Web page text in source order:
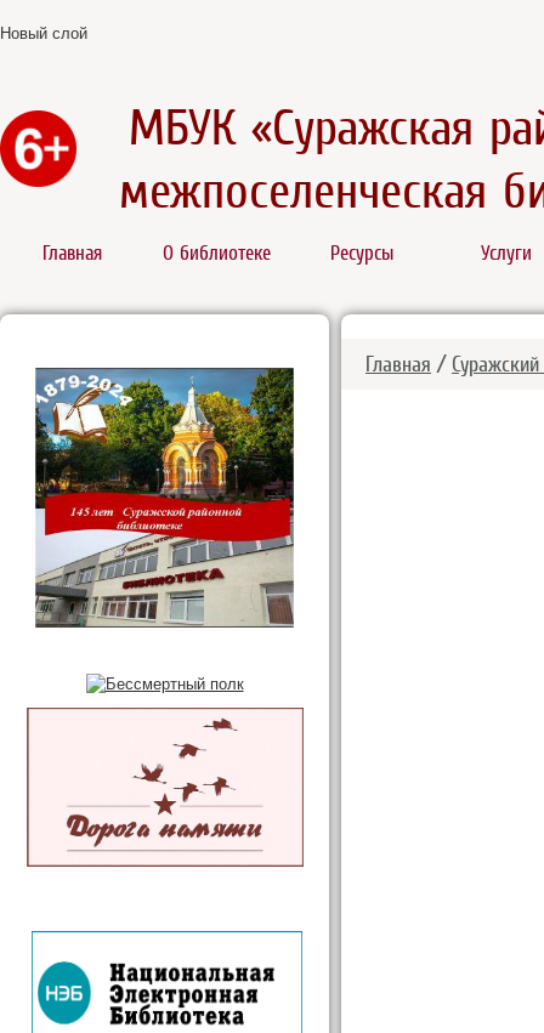
МБУК «Суражская
межпоселенческая
Главная О библиотеке Ресурсы Услуги
Новый слой
Главная /